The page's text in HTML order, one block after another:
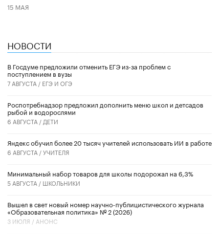
15 МАЯ
НОВОСТИ
В Госдуме предложили отменить ЕГЭ из-за проблем с
поступлением в вузы
7 АВГУСТА / ЕГЭ И ОГЭ
Роспотребнадзор предложил дополнить меню школ и детсадов
рыбой и водорослями
6 АВГУСТА / ДЕТИ
​Яндекс обучил более 20 тысяч учителей использовать ИИ в работе
6 АВГУСТА /УЧИТЕЛЯ
Минимальный набор товаров для школы подорожал на 6,3%
5 АВГУСТА / ШКОЛЬНИКИ
Вышел в свет новый номер научно-публицистического журнала
«Образовательная политика» № 2 (2026)
3 ИЮЛЯ / АНОНС